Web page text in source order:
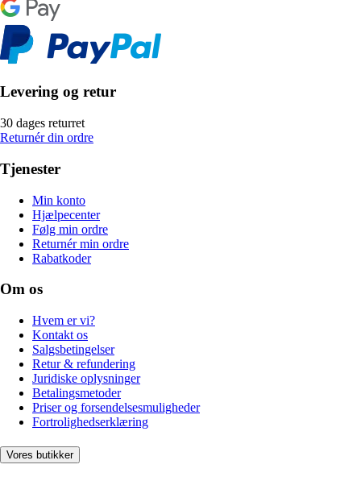
Levering og retur
30 dages returret
Returnér din ordre
Tjenester
Min konto
Hjælpecenter
Følg min ordre
Returnér min ordre
Rabatkoder
Om os
Hvem er vi?
Kontakt os
Salgsbetingelser
Retur & refundering
Juridiske oplysninger
Betalingsmetoder
Priser og forsendelsesmuligheder
Fortrolighedserklæring
Vores butikker